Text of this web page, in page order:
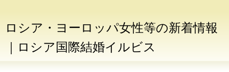
ロシア・ヨーロッパ女性等の新着情報
｜ロシア国際結婚イルビス